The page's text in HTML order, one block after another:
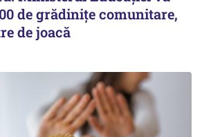
de grădinițe comunitare,
de joacă